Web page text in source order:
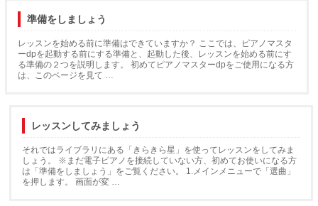
準備をしましょう
レッスンを始める前に準備はできていますか？ ここでは、ピアノマスタ
ーdpを起動する前にする準備と、起動した後、レッスンを始める前にす
る準備の２つを説明します。 初めてピアノマスターdpをご使用になる方
は、このページを見て …
レッスンしてみましょう
それではライブラリにある「きらきら星」を使ってレッスンをしてみま
しょう。 ※まだ電子ピアノを接続していない方、初めてお使いになる方
は「準備をしましょう」をご覧ください。 1.メインメニューで「選曲」
を押します。 画面が変 …